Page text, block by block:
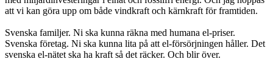
att vi kan göra upp om både vindkraft och kärnkraft för framtiden.
Svenska familjer. Ni ska kunna räkna med humana el-priser.
Svenska företag. Ni ska kunna lita på att el-försörjningen håller. Det
svenska el-nätet ska ha kraft så det räcker. Och blir över.